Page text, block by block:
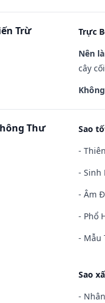
Trừ
Trực
Nên
cây
Thư Sao
-
- Sinh
- Âm
- Phổ
- Mẫu
Sao
-